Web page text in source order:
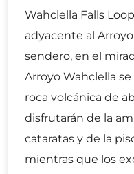
Wahclella Falls
adyacente al
sendero, en el
Arroyo Wahclella
roca volcánica de
disfrutarán de la
cataratas y de la
mientras que los